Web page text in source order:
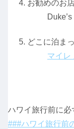
お勧めのお
Duke’s
どこに泊ま
マイレ
ハワイ旅行前に必
###ハワイ旅行前